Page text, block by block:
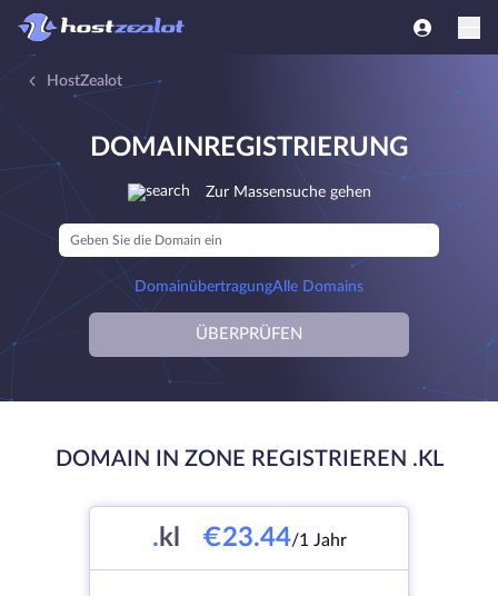
HostZealot
DOMAINREGISTRIERUNG
Zur Massensuche gehen
DomainübertragungAlle Domains
ÜBERPRÜFEN
DOMAIN IN ZONE REGISTRIEREN .KL
. kl €23.44/1 Jahr